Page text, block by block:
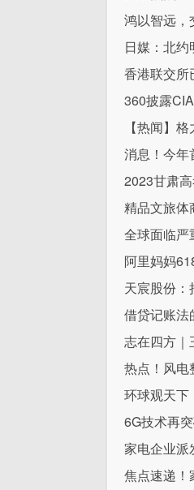
鸿以智远，
日媒：北
香港联交所
360披露
【热闻】
消息！今年
2023甘肃
精品文旅体
全球面临严
阿里妈妈
天宸股份
借贷记账法
志在四方｜
热点！风电
环球观天下
6G技术再
家电企业派
焦点速递！